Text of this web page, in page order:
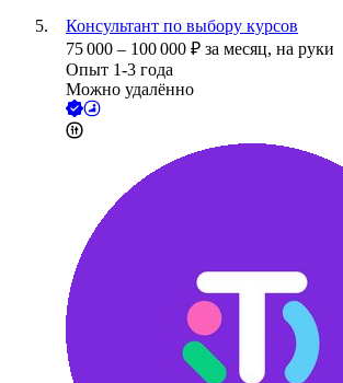
Консультант по выбору курсов
75 000 – 100 000 ₽ за месяц, на руки
Опыт 1-3 года
Можно удалённо